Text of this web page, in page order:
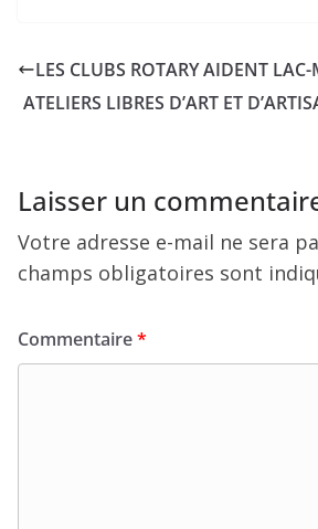
LES CLUBS ROTARY AIDENT
ATELIERS LIBRES D’ART ET
Laisser un
Votre adresse e-mail ne sera
champs obligatoires sont
Commentaire*